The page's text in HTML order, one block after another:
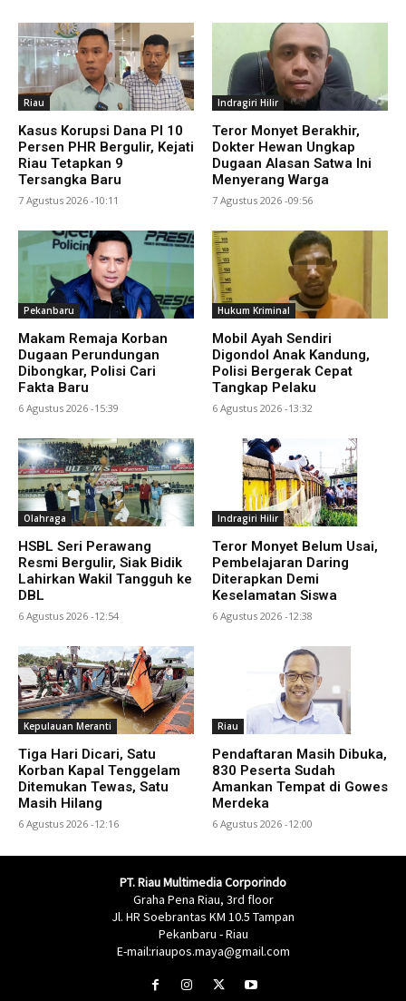
Riau
Kasus Korupsi Dana PI 10
Persen PHR Bergulir, Kejati
Riau Tetapkan 9
Tersangka Baru
7 Agustus 2026 -10:11
Indragiri Hilir
Teror Monyet Berakhir,
Dokter Hewan Ungkap
Dugaan Alasan Satwa Ini
Menyerang Warga
7 Agustus 2026 -09:56
Pekanbaru
Makam Remaja Korban
Dugaan Perundungan
Dibongkar, Polisi Cari
Fakta Baru
6 Agustus 2026 -15:39
Hukum Kriminal
Mobil Ayah Sendiri
Digondol Anak Kandung,
Polisi Bergerak Cepat
Tangkap Pelaku
6 Agustus 2026 -13:32
Olahraga
HSBL Seri Perawang
Resmi Bergulir, Siak Bidik
Lahirkan Wakil Tangguh ke
DBL
6 Agustus 2026 -12:54
Indragiri Hilir
Teror Monyet Belum Usai,
Pembelajaran Daring
Diterapkan Demi
Keselamatan Siswa
6 Agustus 2026 -12:38
Kepulauan Meranti
Tiga Hari Dicari, Satu
Korban Kapal Tenggelam
Ditemukan Tewas, Satu
Masih Hilang
6 Agustus 2026 -12:16
Riau
Pendaftaran Masih Dibuka,
830 Peserta Sudah
Amankan Tempat di Gowes
Merdeka
6 Agustus 2026 -12:00
PT. Riau Multimedia Corporindo
Graha Pena Riau, 3rd floor
Jl. HR Soebrantas KM 10.5 Tampan
Pekanbaru - Riau
E-mail:riaupos.maya@gmail.com